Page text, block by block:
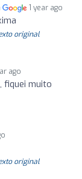
1 year ago
original
ago
fiquei muito
original